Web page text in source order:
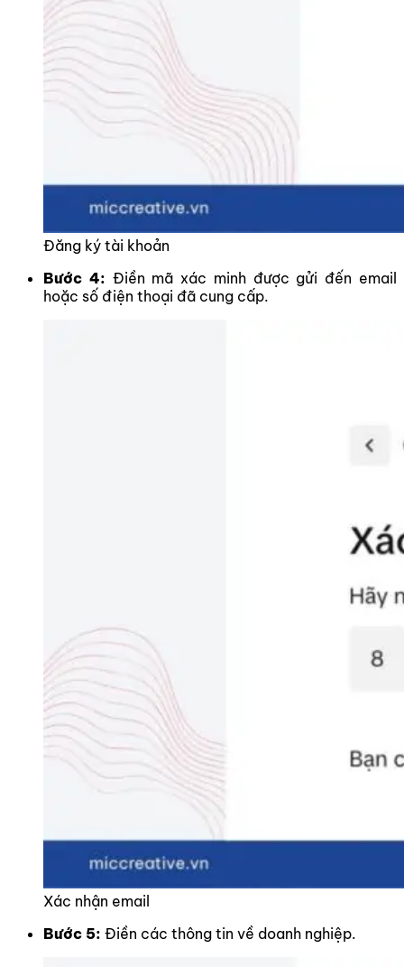
Đăng ký tài khoản
Bước 4: Điền mã xác minh được gửi đến email
hoặc số điện thoại đã cung cấp.
Xác nhận email
Bước 5: Điền các thông tin về doanh nghiệp.